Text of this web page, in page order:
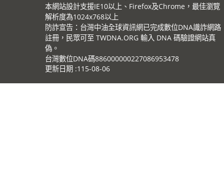
本網站設計支援IE10以上、Firefox及Chrome，最佳瀏覽
解析度為1024x768以上
防詐宣告：台灣中油全球資訊網已完成數位DNA識詐網路
註冊，民眾可至 TWDNA.ORG 輸入 DNA 碼驗證網站真
偽。
台灣數位DNA碼886000000227086953478
更新日期 115-08-06